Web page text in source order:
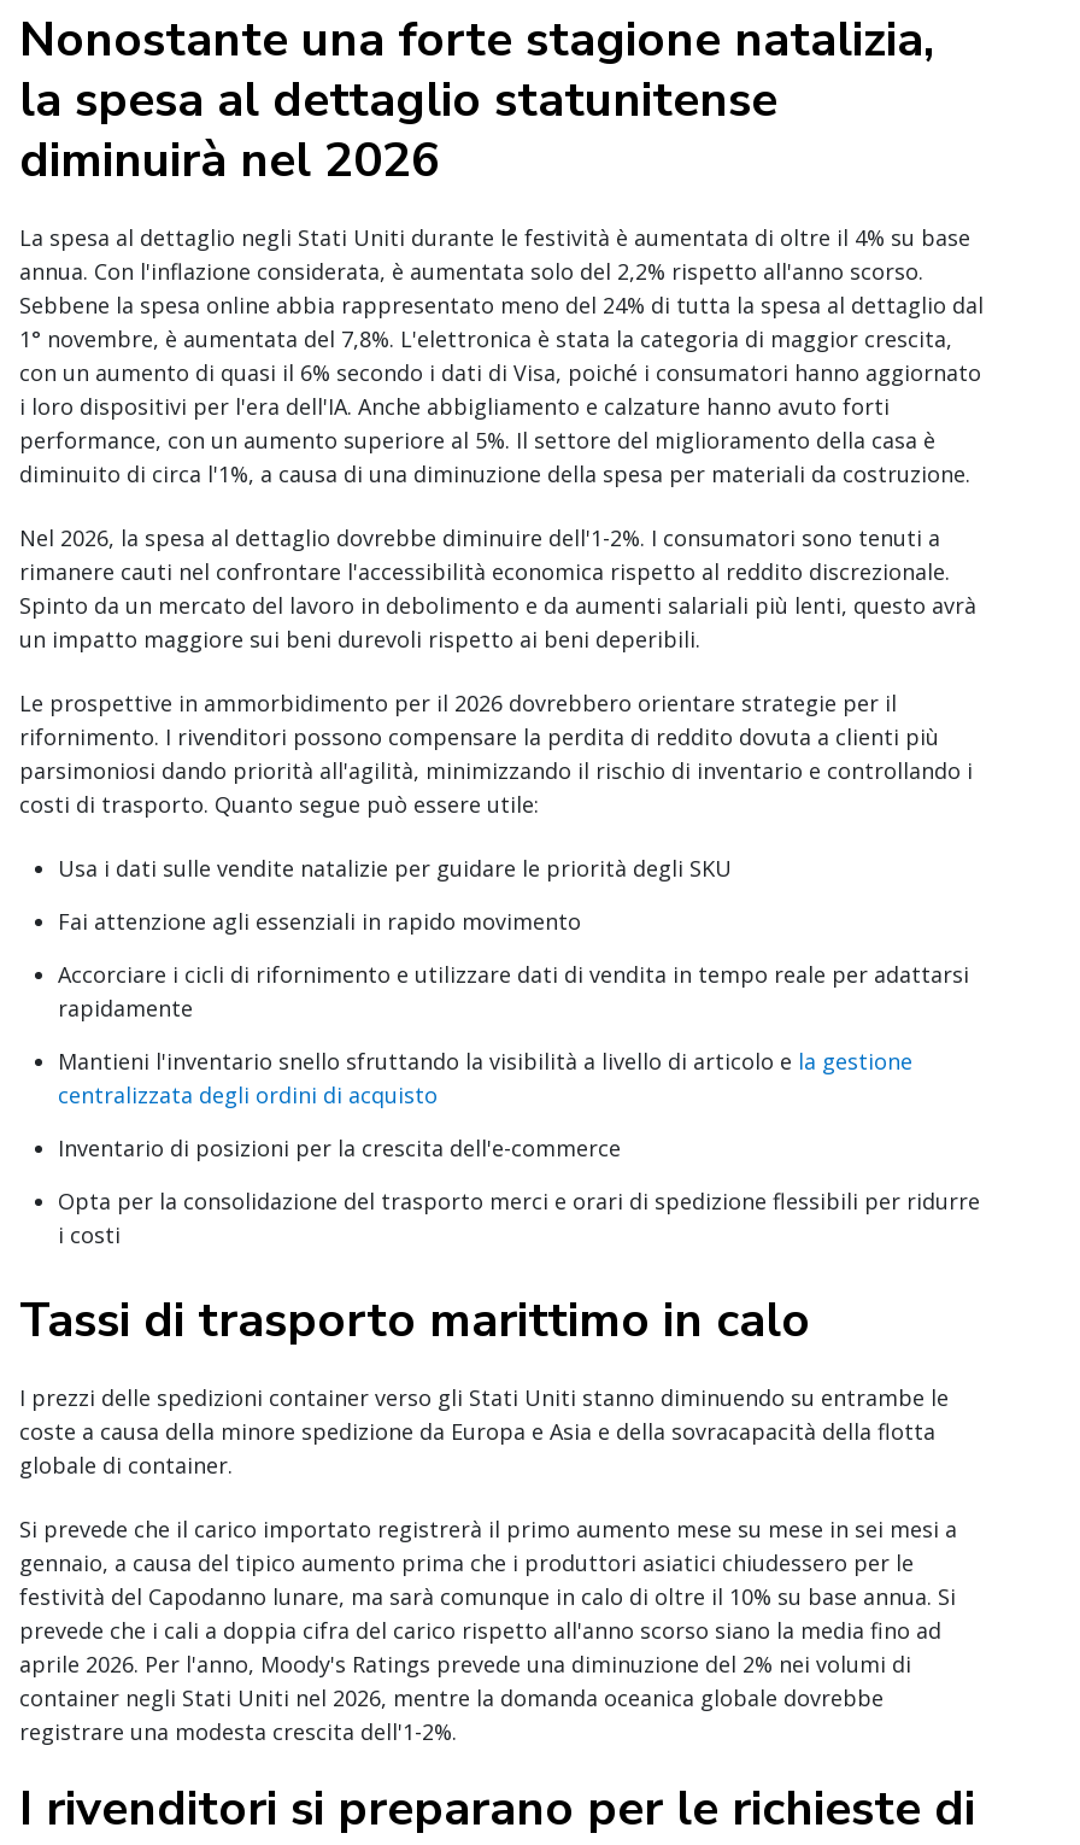
Nonostante una forte stagione natalizia,
la spesa al dettaglio statunitense
diminuirà nel 2026
La spesa al dettaglio negli Stati Uniti durante le festività è aumentata di oltre il 4% su base
annua. Con l'inflazione considerata, è aumentata solo del 2,2% rispetto all'anno scorso.
Sebbene la spesa online abbia rappresentato meno del 24% di tutta la spesa al dettaglio dal
1° novembre, è aumentata del 7,8%. L'elettronica è stata la categoria di maggior crescita,
con un aumento di quasi il 6% secondo i dati di Visa, poiché i consumatori hanno aggiornato
i loro dispositivi per l'era dell'IA. Anche abbigliamento e calzature hanno avuto forti
performance, con un aumento superiore al 5%. Il settore del miglioramento della casa è
diminuito di circa l'1%, a causa di una diminuzione della spesa per materiali da costruzione.
Nel 2026, la spesa al dettaglio dovrebbe diminuire dell'1-2%. I consumatori sono tenuti a
rimanere cauti nel confrontare l'accessibilità economica rispetto al reddito discrezionale.
Spinto da un mercato del lavoro in debolimento e da aumenti salariali più lenti, questo avrà
un impatto maggiore sui beni durevoli rispetto ai beni deperibili.
Le prospettive in ammorbidimento per il 2026 dovrebbero orientare strategie per il
rifornimento. I rivenditori possono compensare la perdita di reddito dovuta a clienti più
parsimoniosi dando priorità all'agilità, minimizzando il rischio di inventario e controllando i
costi di trasporto. Quanto segue può essere utile:
Usa i dati sulle vendite natalizie per guidare le priorità degli SKU
Fai attenzione agli essenziali in rapido movimento
Accorciare i cicli di rifornimento e utilizzare dati di vendita in tempo reale per adattarsi
rapidamente
Mantieni l'inventario snello sfruttando la visibilità a livello di articolo e la gestione
centralizzata degli ordini di acquisto
Inventario di posizioni per la crescita dell'e-commerce
Opta per la consolidazione del trasporto merci e orari di spedizione flessibili per ridurre
i costi
Tassi di trasporto marittimo in calo
I prezzi delle spedizioni container verso gli Stati Uniti stanno diminuendo su entrambe le
coste a causa della minore spedizione da Europa e Asia e della sovracapacità della flotta
globale di container.
Si prevede che il carico importato registrerà il primo aumento mese su mese in sei mesi a
gennaio, a causa del tipico aumento prima che i produttori asiatici chiudessero per le
festività del Capodanno lunare, ma sarà comunque in calo di oltre il 10% su base annua. Si
prevede che i cali a doppia cifra del carico rispetto all'anno scorso siano la media fino ad
aprile 2026. Per l'anno, Moody's Ratings prevede una diminuzione del 2% nei volumi di
container negli Stati Uniti nel 2026, mentre la domanda oceanica globale dovrebbe
registrare una modesta crescita dell'1-2%.
I rivenditori si preparano per le richieste di